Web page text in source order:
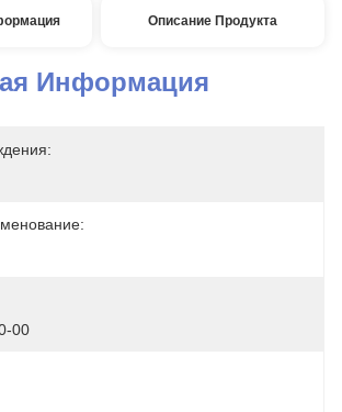
Описание Продукта
Информация
00